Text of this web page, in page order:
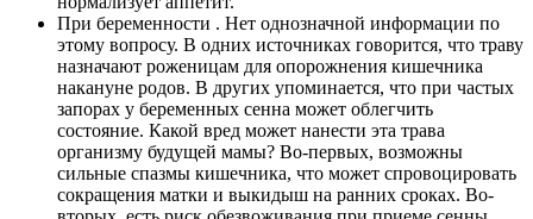
При беременности . Нет однозначной информации по
этому вопросу. В одних источниках говорится, что траву
назначают роженицам для опорожнения кишечника
накануне родов. В других упоминается, что при частых
запорах у беременных сенна может облегчить
состояние. Какой вред может нанести эта трава
организму будущей мамы? Во-первых, возможны
сильные спазмы кишечника, что может спровоцировать
сокращения матки и выкидыш на ранних сроках. Во-